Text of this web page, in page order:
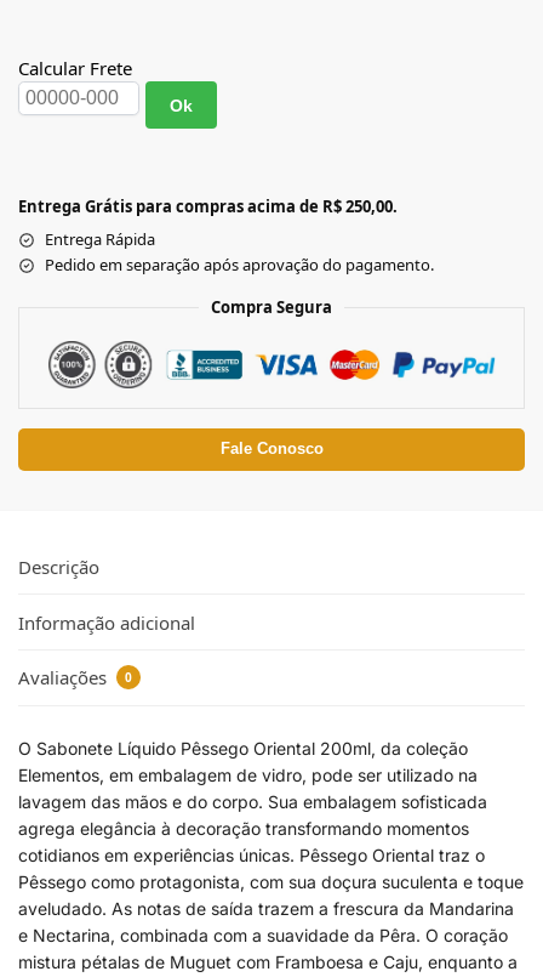
Calcular Frete
Ok
Entrega Grátis para compras acima de R$ 250,00.
Entrega Rápida
Pedido em separação após aprovação do pagamento.
Compra Segura
Fale Conosco
Descrição
Informação adicional
Avaliações 0
O Sabonete Líquido Pêssego Oriental 200ml, da coleção
Elementos, em embalagem de vidro, pode ser utilizado na
lavagem das mãos e do corpo. Sua embalagem sofisticada
agrega elegância à decoração transformando momentos
cotidianos em experiências únicas. Pêssego Oriental traz o
Pêssego como protagonista, com sua doçura suculenta e toque
aveludado. As notas de saída trazem a frescura da Mandarina
e Nectarina, combinada com a suavidade da Pêra. O coração
mistura pétalas de Muguet com Framboesa e Caju, enquanto a